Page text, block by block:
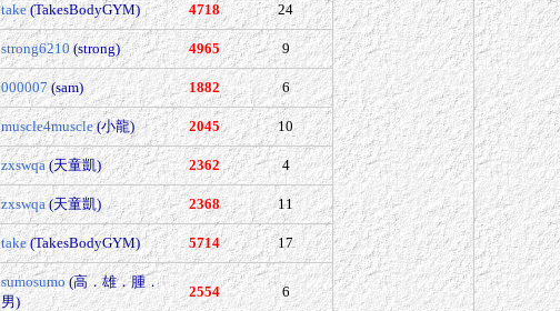
take (TakesBodyGYM) 4718 24
strong6210 (strong) 4965 9
000007 (sam) 1882 6
muscle4muscle (小龍) 2045 10
zxswqa (天童凱) 2362 4
zxswqa (天童凱) 2368 11
take (TakesBodyGYM) 5714 17
sumosumo (高．雄．腫．
男)
2554 6